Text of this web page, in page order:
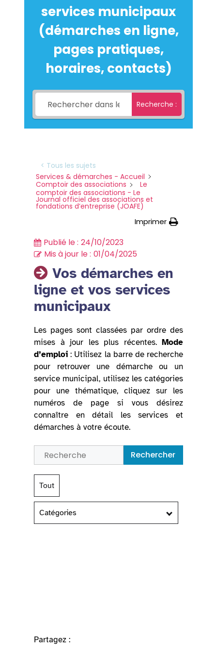
services municipaux
(démarches en ligne,
pages pratiques,
horaires, contacts)
Recherche :
< Tous les sujets
Services & démarches - Accueil
Comptoir des associations
Le
comptoir des associations - Le
Journal officiel des associations et
fondations d’entreprise (JOAFE)
Imprimer
Publié le : 24/10/2023
Mis à jour le : 01/04/2025
Vos démarches en
ligne et vos services
municipaux
Les pages sont classées par ordre des
mises à jour les plus récentes. Mode
d’emploi : Utilisez la barre de recherche
pour retrouver une démarche ou un
service municipal, utilisez les catégories
pour une thématique, cliquez sur les
numéros de page si vous désirez
connaître en détail les services et
démarches à votre écoute.
Rechercher
Tout
Catégories
Partagez :